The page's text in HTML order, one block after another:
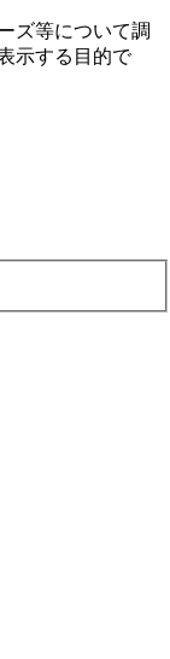
ズ等について調
⽰する⽬的で